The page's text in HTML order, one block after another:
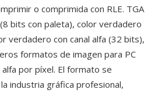
o comprimida con RLE. TGA
bits con paleta), color verdadero
verdadero con canal alfa (32 bits),
formatos de imagen para PC
por píxel. El formato se
industria gráfica profesional,